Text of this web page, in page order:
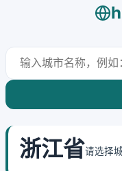
浙江省请选择